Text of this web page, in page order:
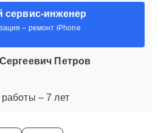
сервис-инженер
– ремонт iPhone
Петров
– 7 лет